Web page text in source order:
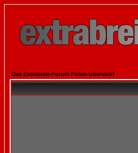
Das Extrabreit-Forum Foren-Übersicht